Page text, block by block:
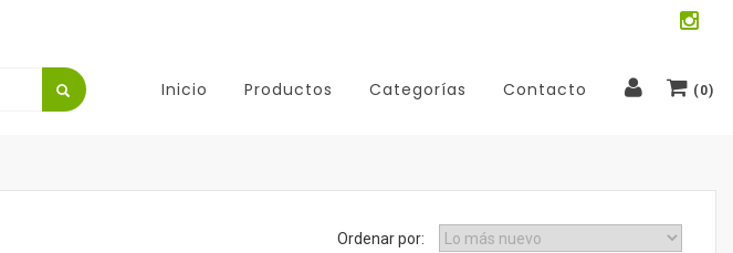
Inicio Productos Categorías Contacto ( 0)
Ordenar por: